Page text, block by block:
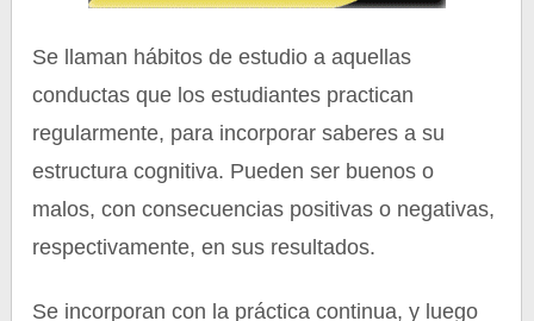
Se llaman hábitos de estudio a aquellas
conductas que los estudiantes practican
regularmente, para incorporar saberes a su
estructura cognitiva. Pueden ser buenos o
malos, con consecuencias positivas o negativas,
respectivamente, en sus resultados.
Se incorporan con la práctica continua, y luego